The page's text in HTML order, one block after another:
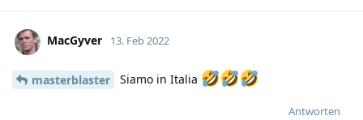
MacGyver 13. Feb 2022
masterblaster Siamo in Italia
Antworten